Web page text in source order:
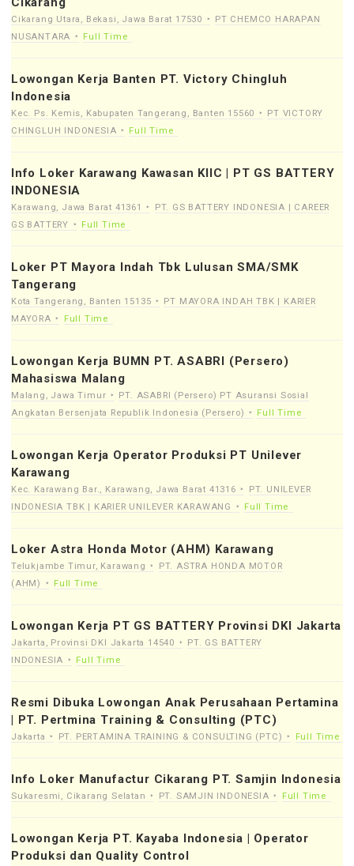
Cikarang Utara, Bekasi, Jawa Barat 17530
PT CHEMCO HARAPAN
NUSANTARA
Full Time
Lowongan Kerja Banten PT. Victory Chingluh
Indonesia
Kec. Ps. Kemis, Kabupaten Tangerang, Banten 15560
PT VICTORY
CHINGLUH INDONESIA
Full Time
Info Loker Karawang Kawasan KIIC | PT GS BATTERY
INDONESIA
Karawang, Jawa Barat 41361
PT. GS BATTERY INDONESIA | CAREER
GS BATTERY
Full Time
Loker PT Mayora Indah Tbk Lulusan SMA/SMK
Tangerang
Kota Tangerang, Banten 15135
PT MAYORA INDAH TBK | KARIER
MAYORA
Full Time
Lowongan Kerja BUMN PT. ASABRI (Persero)
Mahasiswa Malang
Malang, Jawa Timur
PT. ASABRI (Persero) PT Asuransi Sosial
Angkatan Bersenjata Republik Indonesia (Persero)
Full Time
Lowongan Kerja Operator Produksi PT Unilever
Karawang
Kec. Karawang Bar., Karawang, Jawa Barat 41316
PT. UNILEVER
INDONESIA TBK | KARIER UNILEVER KARAWANG
Full Time
Loker Astra Honda Motor (AHM) Karawang
Telukjambe Timur, Karawang
PT. ASTRA HONDA MOTOR
(AHM)
Full Time
Lowongan Kerja PT GS BATTERY Provinsi DKI Jakarta
Jakarta, Provinsi DKI Jakarta 14540
PT. GS BATTERY
INDONESIA
Full Time
Resmi Dibuka Lowongan Anak Perusahaan Pertamina
| PT. Pertmina Training & Consulting (PTC)
Jakarta PT. PERTAMINA TRAINING & CONSULTING (PTC) Full Time
Info Loker Manufactur Cikarang PT. Samjin Indonesia
Sukaresmi, Cikarang Selatan PT. SAMJIN INDONESIA Full Time
Lowongan Kerja PT. Kayaba Indonesia | Operator
Produksi dan Quality Control